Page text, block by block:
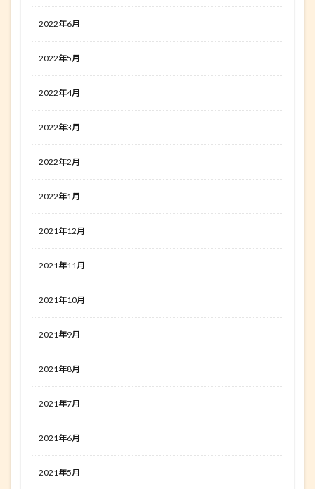
2022年6月
2022年5月
2022年4月
2022年3月
2022年2月
2022年1月
2021年12月
2021年11月
2021年10月
2021年9月
2021年8月
2021年7月
2021年6月
2021年5月